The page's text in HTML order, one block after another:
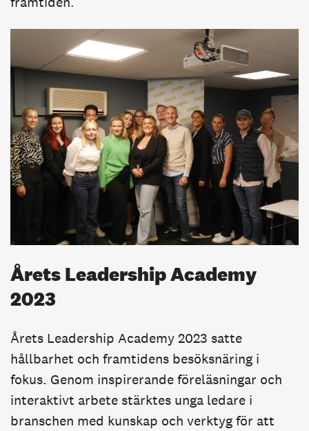
Årets Leadership Academy
2023
Årets Leadership Academy 2023 satte
hållbarhet och framtidens besöksnäring i
fokus. Genom inspirerande föreläsningar och
interaktivt arbete stärktes unga ledare i
branschen med kunskap och verktyg för att